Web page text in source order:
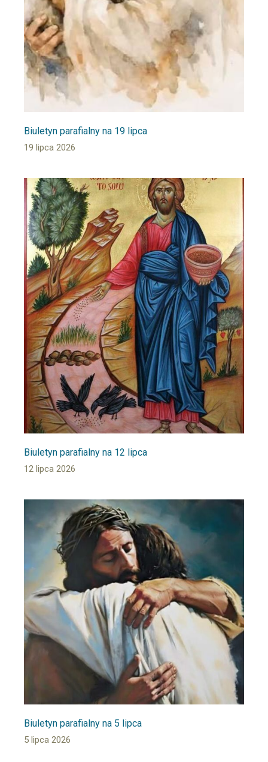
Biuletyn parafialny na 19 lipca
19 lipca 2026
Biuletyn parafialny na 12 lipca
12 lipca 2026
Biuletyn parafialny na 5 lipca
5 lipca 2026